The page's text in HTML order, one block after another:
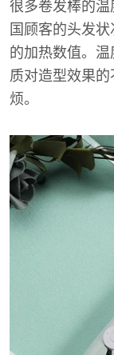
很多卷发棒的
国顾客的头发
的加热数值。
质对造型效果
烦。